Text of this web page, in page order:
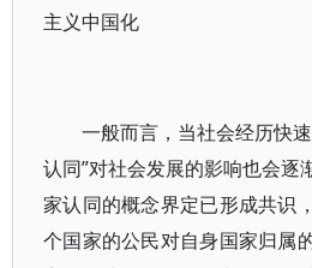
主义中国化
一般而言，当社会经历快
认同”对社会发展的影响也会逐
家认同的概念界定已形成共识
个国家的公民对自身国家归属